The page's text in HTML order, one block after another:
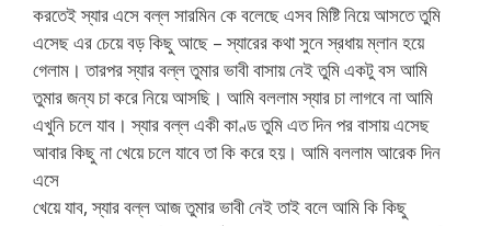
করতেই স্যার এসে বল্ল সারমিন কে বলেছে এসব মিষ্টি নিয়ে আসতে তুমি
এসেছ এর চেয়ে বড় কিছু আছে – স্যারের কথা সুনে স্রধায় ম্লান হয়ে
গেলাম। তারপর স্যার বল্ল তুমার ভাবী বাসায় নেই তুমি একটু বস আমি
তুমার জন্য চা করে নিয়ে আসছি। আমি বললাম স্যার চা লাগবে না আমি
এখুনি চলে যাব। স্যার বল্ল একী কাণ্ড তুমি এত দিন পর বাসায় এসেছ
আবার কিছু না খেয়ে চলে যাবে তা কি করে হয়। আমি বললাম আরেক দিন
এসে
খেয়ে যাব, স্যার বল্ল আজ তুমার ভাবী নেই তাই বলে আমি কি কিছু